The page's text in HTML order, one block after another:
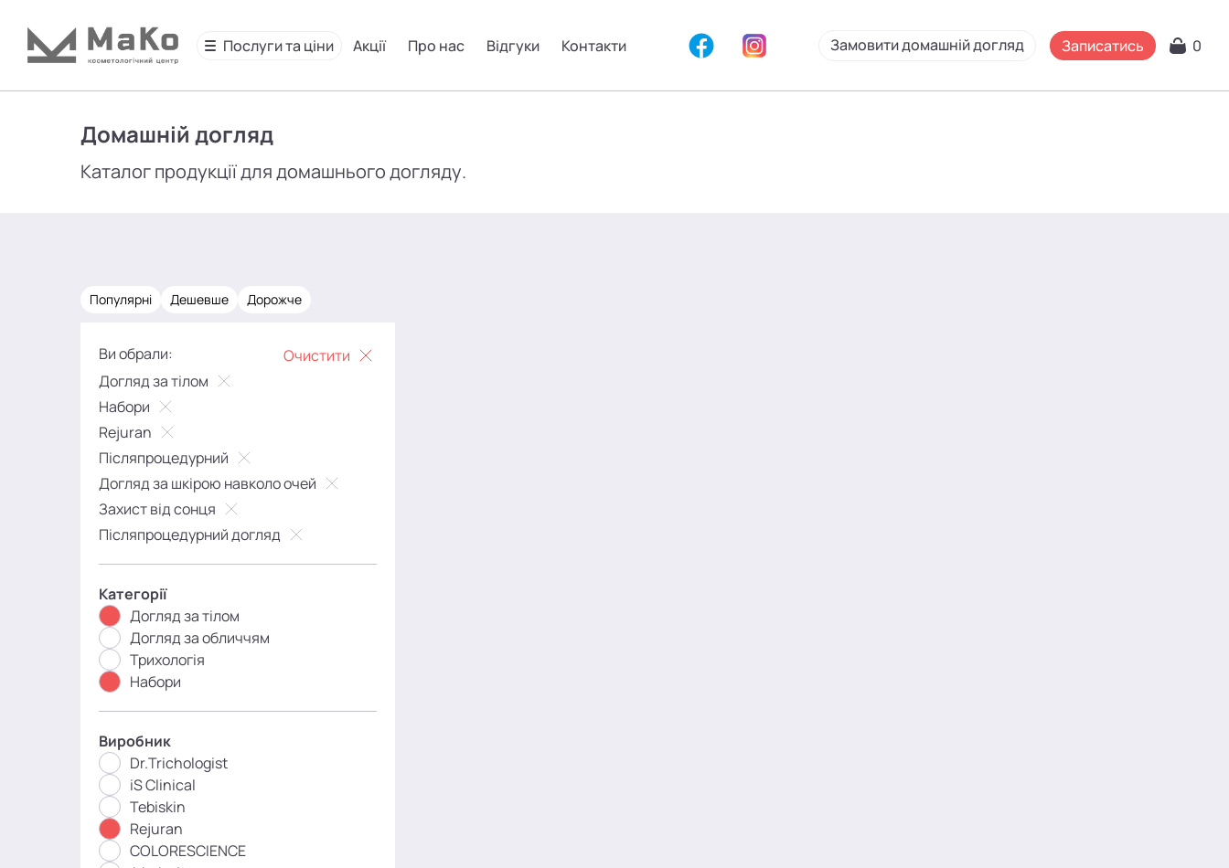
Послуги та ціни Акції Про нас Відгуки Контакти Замовити домашній догляд Записатись 0
Домашній догляд
Каталог продукції для домашнього догляду.
Популярні Дешевше Дорожче
Ви обрали:
Очистити
Догляд за тілом
Набори
Rejuran
Післяпроцедурний
Догляд за шкірою навколо очей
Захист від сонця
Післяпроцедурний догляд
Категорії
Догляд за тілом
Догляд за обличчям
Трихологія
Набори
Виробник
Dr.Trichologist
iS Clinical
Tebiskin
Rejuran
COLORESCIENCE